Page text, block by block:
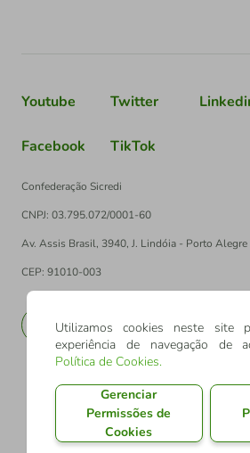
Youtube Twitter
Facebook TikTok
Confederação Sicredi
CNPJ: 03.795.072/0001-60
Av. Assis Brasil, 3940, J. Lindóia - Porto Alegre
CEP: 91010-003
EN
Utilizamos cookies neste site
experiência de navegação de
Política de Cookies.
Gerenciar
Permissões de
Cookies